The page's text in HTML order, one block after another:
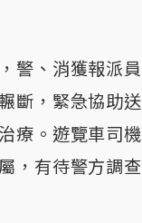
警、消獲報派員
斷，緊急協助送
療。遊覽車司機
，有待警方調查